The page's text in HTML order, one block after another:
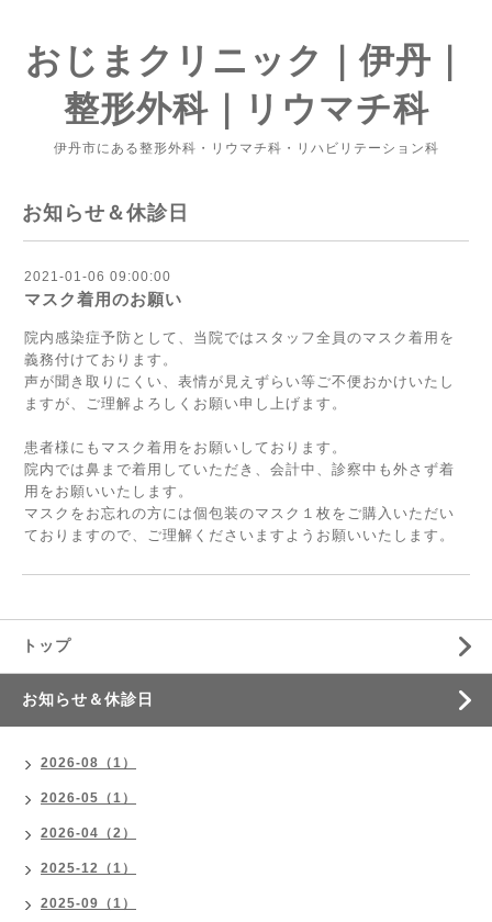
おじまクリニック｜伊丹｜
整形外科｜リウマチ科
伊丹市にある整形外科・リウマチ科・リハビリテーション科
お知らせ＆休診日
2021-01-06 09:00:00
マスク着用のお願い
院内感染症予防として、当院ではスタッフ全員のマスク着用を
義務付けております。
声が聞き取りにくい、表情が見えずらい等ご不便おかけいたし
ますが、ご理解よろしくお願い申し上げます。
患者様にもマスク着用をお願いしております。
院内では鼻まで着用していただき、会計中、診察中も外さず着
用をお願いいたします。
マスクをお忘れの方には個包装のマスク１枚をご購入いただい
ておりますので、ご理解くださいますようお願いいたします。
トップ
お知らせ＆休診日
2026-08（1）
2026-05（1）
2026-04（2）
2025-12（1）
2025-09（1）